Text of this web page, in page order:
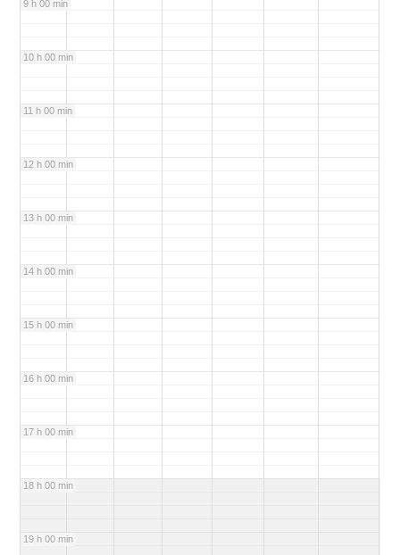
9 h 00 min
10 h 00 min
11 h 00 min
12 h 00 min
13 h 00 min
14 h 00 min
15 h 00 min
16 h 00 min
17 h 00 min
18 h 00 min
19 h 00 min